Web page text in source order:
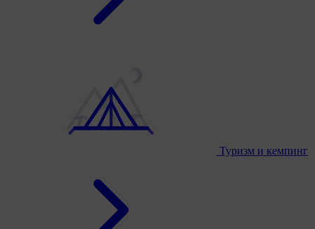
Туризм и кемпинг